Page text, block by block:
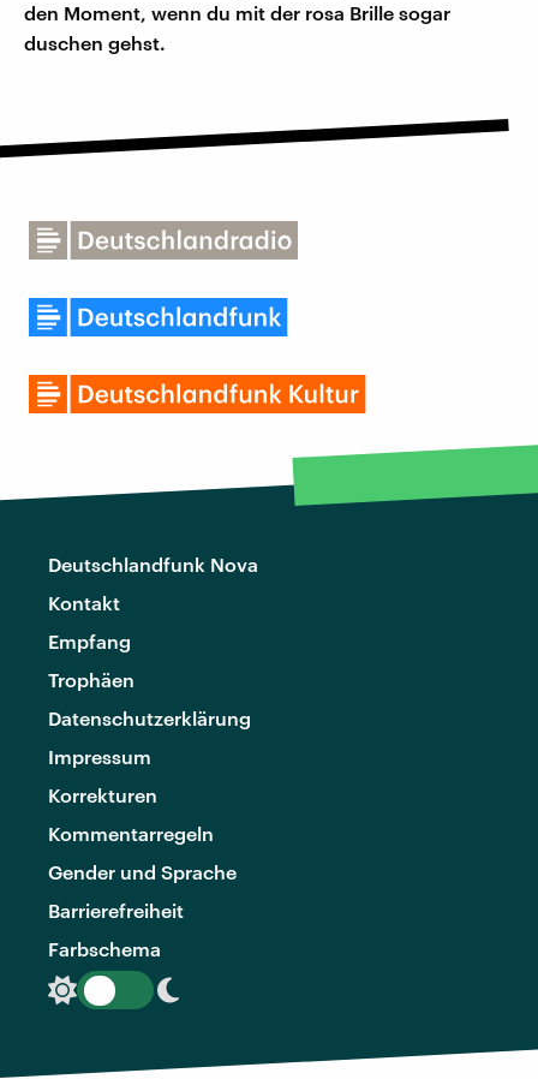
den Moment, wenn du mit der rosa Brille sogar
duschen gehst.
Deutschlandfunk Nova
Kontakt
Empfang
Trophäen
Datenschutzerklärung
Impressum
Korrekturen
Kommentarregeln
Gender und Sprache
Barrierefreiheit
Farbschema